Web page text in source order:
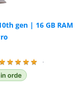
gen | 16 GB RAM
★ ★ ★ ★
·
orde